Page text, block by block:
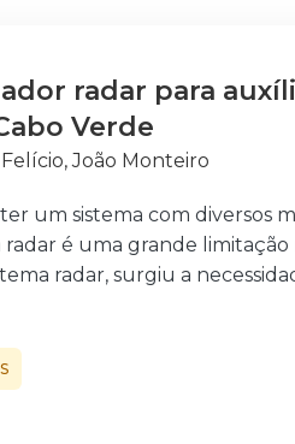
radar para
Verde
Felício, João Monteiro
um sistema com diversos
é uma grande limitação
radar, surgiu a
radar.
que o MatLab
guarda costeira de Cabo
a implantação de um